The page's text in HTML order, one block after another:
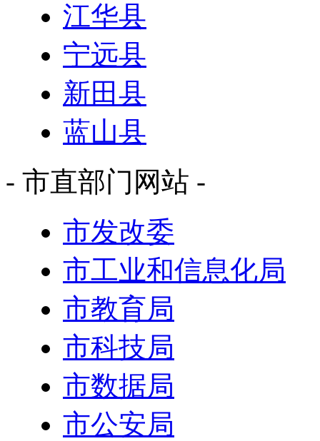
江华县
宁远县
新田县
蓝山县
- 市直部门网站 -
市发改委
市工业和信息化局
市教育局
市科技局
市数据局
市公安局